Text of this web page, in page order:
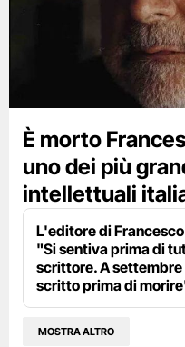
È morto
uno dei più
intellettuali
L'editore di
"Si sentiva prima di
scrittore. A settembre
scritto prima di
MOSTRA ALTRO